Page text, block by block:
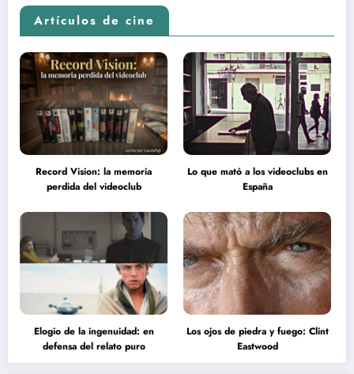
Artículos de cine
Record Vision: la memoria
perdida del videoclub
Lo que mató a los videoclubs en
España
Elogio de la ingenuidad: en
defensa del relato puro
Los ojos de piedra y fuego: Clint
Eastwood